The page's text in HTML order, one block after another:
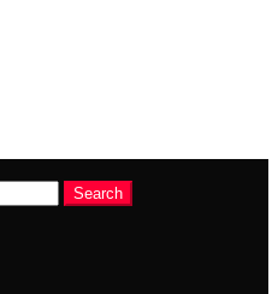
Search